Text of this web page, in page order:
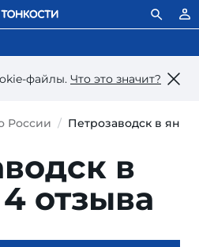
файлы. Что это значит?
России Петрозаводск в
в
4 отзыва